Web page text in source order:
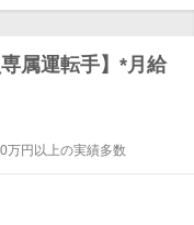
属運転手】*月給
円以上の実績多数